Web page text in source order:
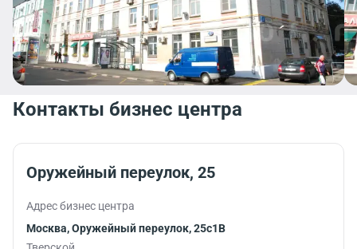
Контакты бизнес центра
Оружейный переулок, 25
Адрес бизнес центра
Москва, Оружейный переулок, 25с1В